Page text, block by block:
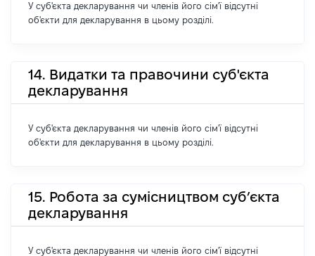
У суб'єкта декларування чи членів його сім'ї відсутні
об'єкти для декларування в цьому розділі.
14. Видатки та правочини суб'єкта
декларування
У суб'єкта декларування чи членів його сім'ї відсутні
об'єкти для декларування в цьому розділі.
15. Робота за сумісництвом суб’єкта
декларування
У суб'єкта декларування чи членів його сім'ї відсутні